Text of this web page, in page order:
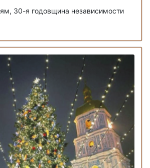
30-я годовщина независимости